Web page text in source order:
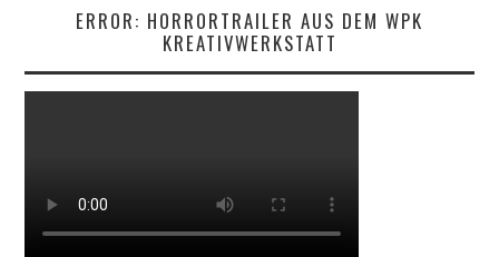
ERROR: HORRORTRAILER AUS DEM WPK
KREATIVWERKSTATT